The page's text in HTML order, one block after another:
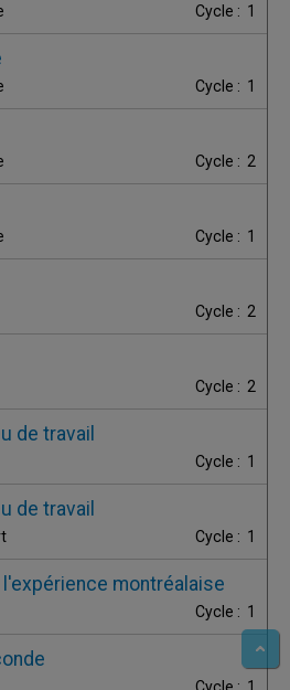
1
1
2
1
2
2
de travail
1
de travail
1
l'expérience montréalaise
1
1